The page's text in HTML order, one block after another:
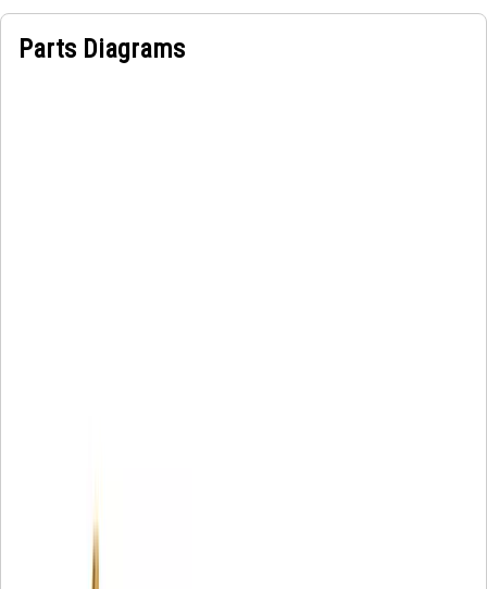
Parts Diagrams